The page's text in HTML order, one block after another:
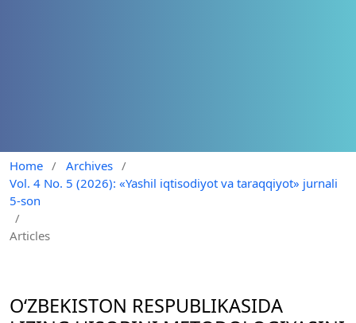
Home / Archives /
Vol. 4 No. 5 (2026): «Yashil iqtisodiyot va taraqqiyot» jurnali
5-son
/
Articles
O‘ZBEKISTON RESPUBLIKASIDA